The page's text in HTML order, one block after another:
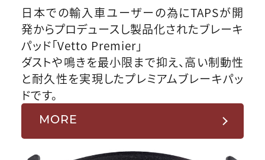
日本での輸入車ユーザーの為にTAPSが開
発からプロデュースし製品化されたブレーキ
パッド「Vetto Premier」
ダストや鳴きを最小限まで抑え、高い制動性
と耐久性を実現したプレミアムブレーキパッ
ドです。
MORE